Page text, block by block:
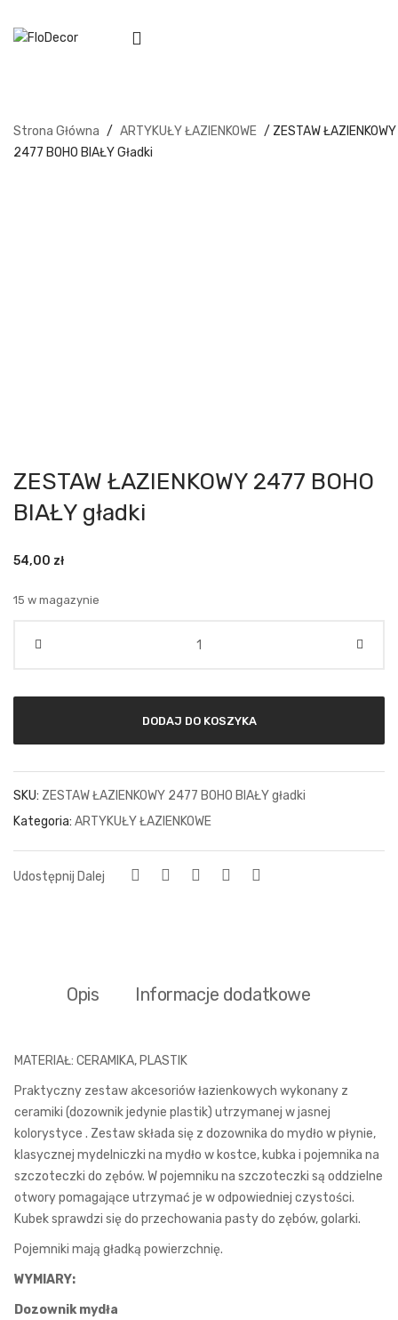
Strona Główna / ARTYKUŁY ŁAZIENKOWE / ZESTAW ŁAZIENKOWY
2477 BOHO BIAŁY Gładki
ZESTAW ŁAZIENKOWY 2477 BOHO
BIAŁY gładki
54,00 zł
15 w magazynie
DODAJ DO KOSZYKA
SKU: ZESTAW ŁAZIENKOWY 2477 BOHO BIAŁY gładki
Kategoria: ARTYKUŁY ŁAZIENKOWE
Udostępnij Dalej
Opis Informacje dodatkowe
MATERIAŁ: CERAMIKA, PLASTIK
Praktyczny zestaw akcesoriów łazienkowych wykonany z
ceramiki (dozownik jedynie plastik) utrzymanej w jasnej
kolorystyce . Zestaw składa się z dozownika do mydło w płynie,
klasycznej mydelniczki na mydło w kostce, kubka i pojemnika na
szczoteczki do zębów. W pojemniku na szczoteczki są oddzielne
otwory pomagające utrzymać je w odpowiedniej czystości.
Kubek sprawdzi się do przechowania pasty do zębów, golarki.
Pojemniki mają gładką powierzchnię.
WYMIARY:
Dozownik mydła